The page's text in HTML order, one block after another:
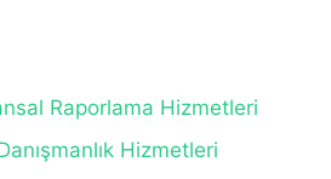
Raporlama Hizmetleri
Hizmetleri